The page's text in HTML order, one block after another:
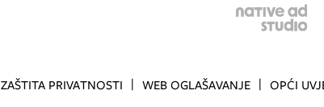
ZAŠTITA PRIVATNOSTI WEB OGLAŠAVANJE OPĆI